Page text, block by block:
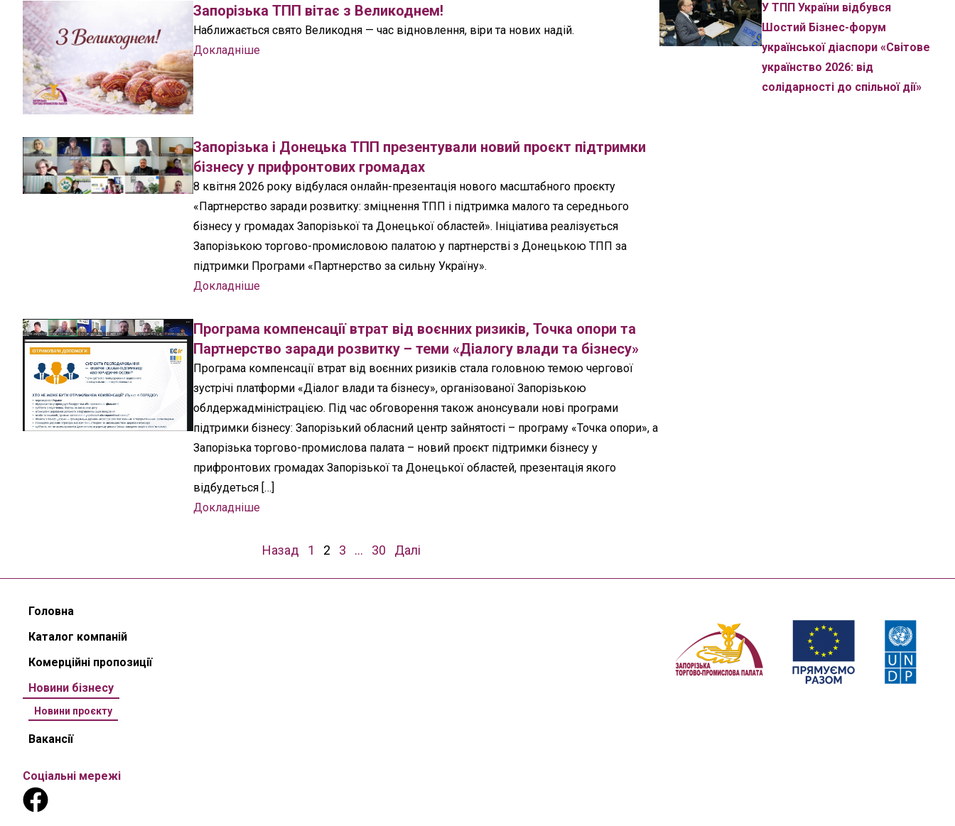
Запорізька ТПП вітає з Великоднем!
Наближається свято Великодня — час відновлення, віри та нових надій.
Докладніше
Запорізька і Донецька ТПП презентували новий проєкт підтримки
бізнесу у прифронтових громадах
8 квітня 2026 року відбулася онлайн-презентація нового масштабного проєкту
«Партнерство заради розвитку: зміцнення ТПП і підтримка малого та середнього
бізнесу у громадах Запорізької та Донецької областей». Ініціатива реалізується
Запорізькою торгово-промисловою палатою у партнерстві з Донецькою ТПП за
підтримки Програми «Партнерство за сильну Україну».
Докладніше
Програма компенсації втрат від воєнних ризиків, Точка опори та
Партнерство заради розвитку – теми «Діалогу влади та бізнесу»
Програма компенсації втрат від воєнних ризиків стала головною темою чергової
зустрічі платформи «Діалог влади та бізнесу», організованої Запорізькою
облдержадміністрацією. Під час обговорення також анонсували нові програми
підтримки бізнесу: Запорізький обласний центр зайнятості – програму «Точка опори», а
Запорізька торгово-промислова палата – новий проєкт підтримки бізнесу у
прифронтових громадах Запорізької та Донецької областей, презентація якого
відбудеться […]
Докладніше
Назад 1 2 3 … 30 Далі
У ТПП України відбувся
Шостий Бізнес-форум
української діаспори «Світове
українство 2026: від
солідарності до спільної дії»
Головна
Каталог компаній
Комерційні пропозиції
Новини бізнесу
Новини проєкту
Вакансії
Соціальні мережі